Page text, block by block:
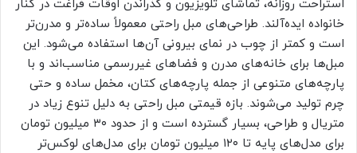
استراحت روزانه، تماشای تلویزیون و گذراندن اوقات فراغت در کنار
خانواده ایده‌آلند. طراحی‌های مبل راحتی معمولاً ساده‌تر و مدرن‌تر
است و کمتر از چوب در نمای بیرونی آن‌ها استفاده می‌شود. این
مبل‌ها برای خانه‌های مدرن و فضاهای غیررسمی مناسب‌اند و با
پارچه‌های متنوعی از جمله پارچه‌های کتان، مخمل ساده و حتی
چرم تولید می‌شوند. بازه قیمتی مبل راحتی به دلیل تنوع زیاد در
متریال و طراحی، بسیار گسترده است و از حدود ۳۰ میلیون تومان
برای مدل‌های پایه تا ۱۲۰ میلیون تومان برای مدل‌های لوکس‌تر